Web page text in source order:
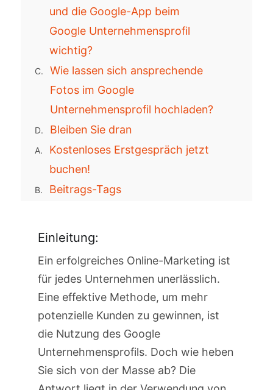
und die Google-App beim
Google Unternehmensprofil
wichtig?
Wie lassen sich ansprechende
Fotos im Google
Unternehmensprofil hochladen?
Bleiben Sie dran
Kostenloses Erstgespräch jetzt
buchen!
Beitrags-Tags
Weniger Kundschaft im Sommer:
Was lokale Betriebe jetzt
konkret tun können
Google AI Overviews: Wenn
Google Ihre Inhalte nutzt, aber
andere empfiehlt
Die neue Website von fresch-
webdesign ist online
Einleitung:
Ein erfolgreiches Online-Marketing ist
für jedes Unternehmen unerlässlich.
Eine effektive Methode, um mehr
potenzielle Kunden zu gewinnen, ist
die Nutzung des Google
Unternehmensprofils. Doch wie heben
Sie sich von der Masse ab? Die